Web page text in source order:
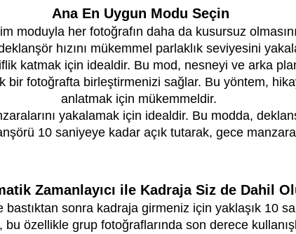
Ana En Uygun Modu Seçin
moduyla her fotoğrafın daha da kusursuz
hızını mükemmel parlaklık seviyesini
katmak için idealdir. Bu mod, nesneyi ve arka
bir fotoğrafta birleştirmenizi sağlar. Bu yöntem,
anlatmak için mükemmeldir.
yakalamak için idealdir. Bu modda,
10 saniyeye kadar açık tutarak, gece
Zamanlayıcı ile Kadraja Siz de Dahil
sonra kadraja girmeniz için yaklaşık 10
bu özellikle grup fotoğraflarında son derece